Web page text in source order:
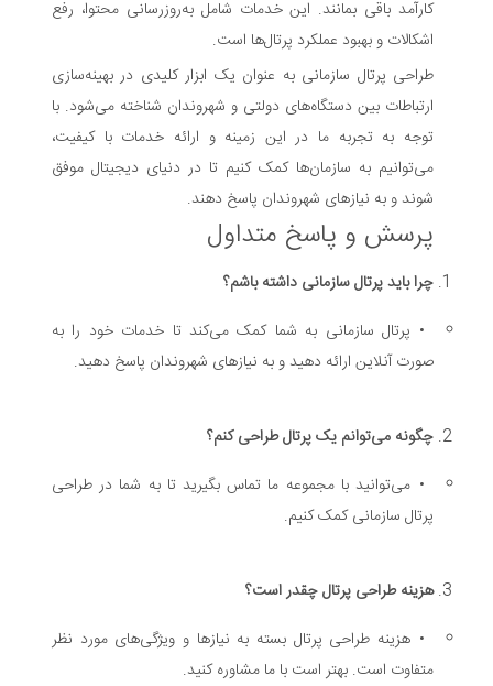
کارآمد باقی بمانند. این خدمات شامل به‌روزرسانی محتوا، رفع
اشکالات و بهبود عملکرد پرتال‌ها است.
طراحی پرتال سازمانی به عنوان یک ابزار کلیدی در بهینه‌سازی
ارتباطات بین دستگاه‌های دولتی و شهروندان شناخته می‌شود. با
توجه به تجربه ما در این زمینه و ارائه خدمات با کیفیت،
می‌توانیم به سازمان‌ها کمک کنیم تا در دنیای دیجیتال موفق
شوند و به نیازهای شهروندان پاسخ دهند.
پرسش و پاسخ متداول
چرا باید پرتال سازمانی داشته باشم؟
•
پرتال سازمانی به شما کمک می‌کند تا خدمات خود را به
صورت آنلاین ارائه دهید و به نیازهای شهروندان پاسخ دهید.
چگونه می‌توانم یک پرتال طراحی کنم؟
•
می‌توانید با مجموعه ما تماس بگیرید تا به شما در طراحی
پرتال سازمانی کمک کنیم.
هزینه طراحی پرتال چقدر است؟
•
هزینه طراحی پرتال بسته به نیازها و ویژگی‌های مورد نظر
متفاوت است. بهتر است با ما مشاوره کنید.